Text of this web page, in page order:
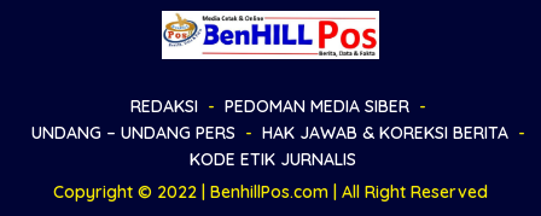
REDAKSI
PEDOMAN MEDIA SIBER
UNDANG – UNDANG PERS
HAK JAWAB & KOREKSI BERITA
KODE ETIK JURNALIS
Copyright © 2022 | BenhillPos.com | All Right Reserved